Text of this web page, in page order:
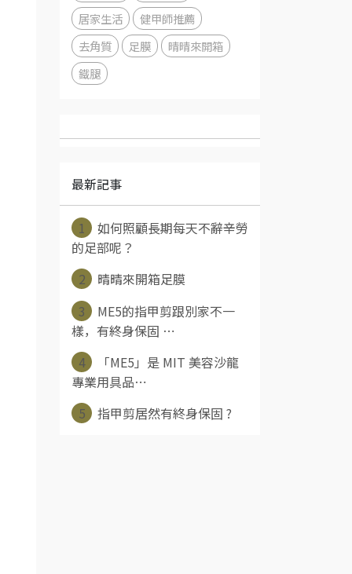
居家生活
健甲師推薦
去角質
足膜
晴晴來開箱
鐵腿
最新記事
1
如何照顧長期每天不辭辛勞
的足部呢？
2
晴晴來開箱足膜
3
ME5的指甲剪跟別家不一
樣，有終身保固 ⋯
4
「ME5」是 MIT 美容沙龍
專業用具品⋯
5
指甲剪居然有終身保固 ?